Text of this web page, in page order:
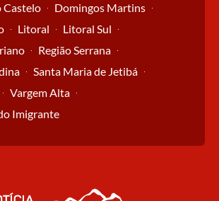
Castelo
Domingos Martins
Litoral
Litoral Sul
Região Serrana
Santa Maria de Jetibá
Vargem Alta
Imigrante